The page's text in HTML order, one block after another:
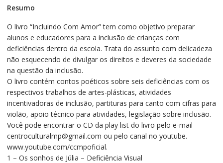
Resumo
O livro “Incluindo Com Amor” tem como objetivo preparar
alunos e educadores para a inclusão de crianças com
deficiências dentro da escola. Trata do assunto com delicadeza
não esquecendo de divulgar os direitos e deveres da sociedade
na questão da inclusão.
O livro contém contos poéticos sobre seis deficiências com os
respectivos trabalhos de artes-plásticas, atividades
incentivadoras de inclusão, partituras para canto com cifras para
violão, apoio técnico para atividades, legislação sobre inclusão.
Você pode encontrar o CD da play list do livro pelo e-mail
centroculturalmp@gmail.com ou pelo canal no youtube.
www.youtube.com/ccmpoficial.
1 – Os sonhos de Júlia – Deficiência Visual